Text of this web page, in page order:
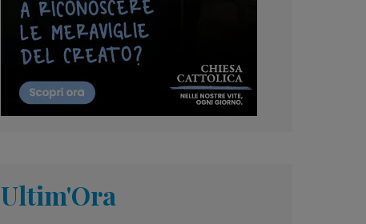
Ultim'Ora